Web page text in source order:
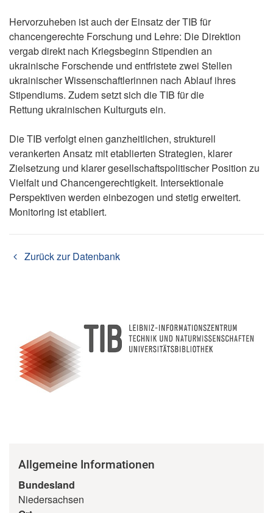
Hervorzuheben ist auch der Einsatz der TIB für
chancengerechte Forschung und Lehre: Die Direktion
vergab direkt nach Kriegsbeginn Stipendien an
ukrainische Forschende und entfristete zwei Stellen
ukrainischer Wissenschaftlerinnen nach Ablauf ihres
Stipendiums. Zudem setzt sich die TIB für die
Rettung ukrainischen Kulturguts ein.
Die TIB verfolgt einen ganzheitlichen, strukturell
verankerten Ansatz mit etablierten Strategien, klarer
Zielsetzung und klarer gesellschaftspolitischer Position zu
Vielfalt und Chancengerechtigkeit. Intersektionale
Perspektiven werden einbezogen und stetig erweitert.
Monitoring ist etabliert.
Zurück zur Datenbank
Allgemeine Informationen
Bundesland
Niedersachsen